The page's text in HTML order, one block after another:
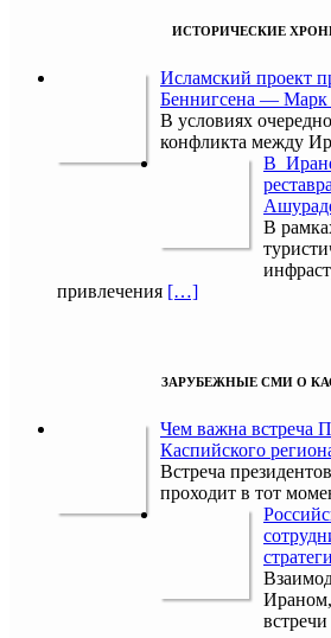
ИСТОРИЧЕСКИЕ
Исламский проект
Беннигсена —
В условиях
конфликта между
В
В
привлечения […]
ЗАРУБЕЖНЫЕ СМИ О
Чем важна встреча
Каспийского
Встреча
проходит в тот
Ираном,
встречи